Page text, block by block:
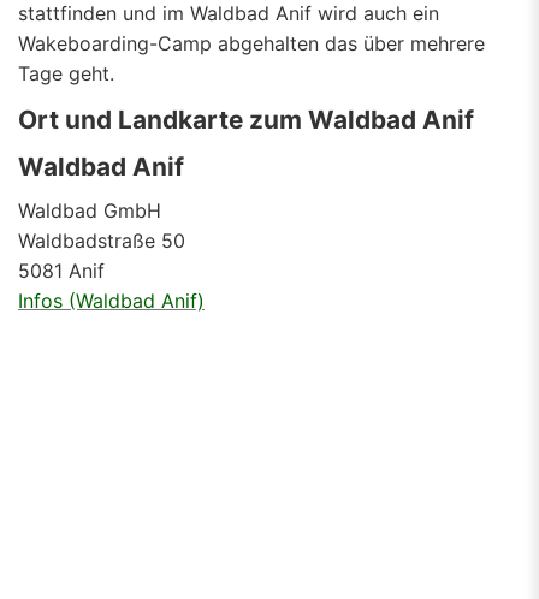
stattfinden und im Waldbad Anif wird auch ein
Wakeboarding-Camp abgehalten das über mehrere
Tage geht.
Ort und Landkarte zum Waldbad Anif
Waldbad Anif
Waldbad GmbH
Waldbadstraße 50
5081 Anif
Infos (Waldbad Anif)